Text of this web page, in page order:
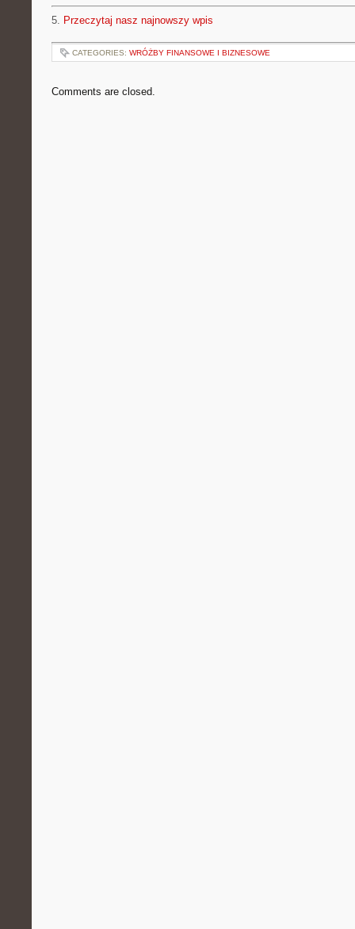
5. Przeczytaj nasz najnowszy wpis
CATEGORIES: WRÓŻBY FINANSOWE I BIZNESOWE
Comments are closed.